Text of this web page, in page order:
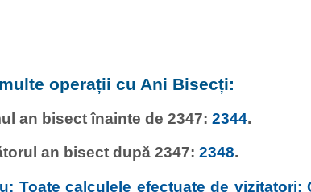
operații cu Ani Bisecți:
an bisect înainte de 2347:2344.
an bisect după 2347:2348.
Toate calculele efectuate de